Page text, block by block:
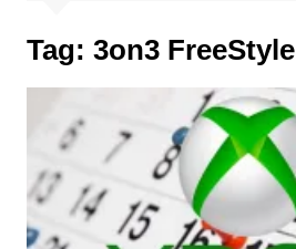
Tag: 3on3 FreeStyle